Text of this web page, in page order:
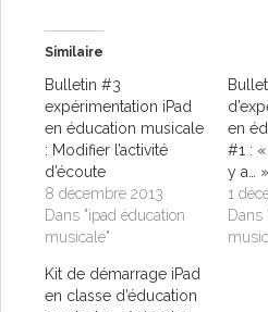
Similaire
Bulletin #3
expérimentation iPad
en éducation musicale
: Modifier l’activité
d’écoute
8 décembre 2013
Dans "ipad éducation
musicale"
en
#1 :
y a… »
1
Dans
Kit de démarrage iPad
en classe d’éducation